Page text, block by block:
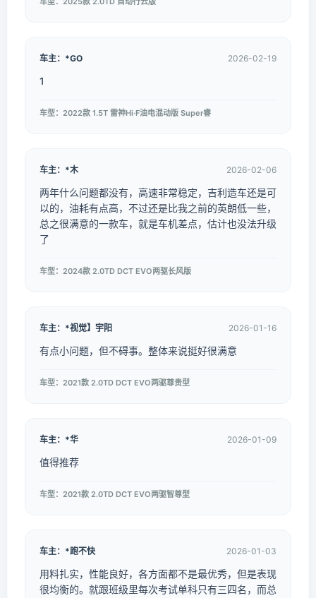
车主：*GO 2026-02-19
1
车型：2022款 1.5T 雷神Hi·F油电混动版 Super睿
车主：*木 2026-02-06
两年什么问题都没有，高速非常稳定，吉利造车还是可
以的，油耗有点高，不过还是比我之前的英朗低一些，
总之很满意的一款车，就是车机差点，估计也没法升级
了
车型：2024款 2.0TD DCT EVO两驱长风版
车主：*视觉】宇阳 2026-01-16
有点小问题，但不碍事。整体来说挺好很满意
车型：2021款 2.0TD DCT EVO两驱尊贵型
车主：*华 2026-01-09
值得推荐
车型：2021款 2.0TD DCT EVO两驱智尊型
车主：*跑不快 2026-01-03
用料扎实，性能良好，各方面都不是最优秀，但是表现
很均衡的。就跟班级里每次考试单科只有三四名，而总